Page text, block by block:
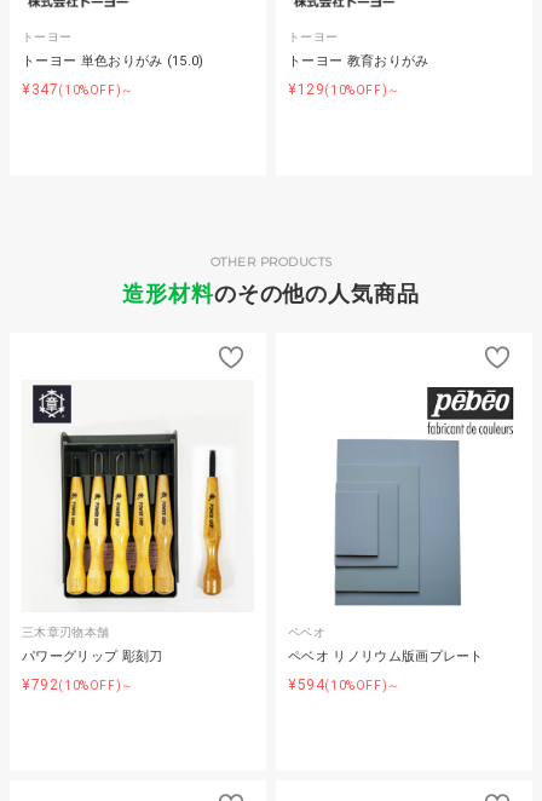
トーヨー
トーヨー 単色おりがみ (15.0)
¥347(10%OFF)～
トーヨー
トーヨー 教育おりがみ
¥129(10%OFF)～
造形材料のその他の人気商品
OTHER PRODUCTS
三木章刃物本舗
パワーグリップ 彫刻刀
¥792(10%OFF)～
ペベオ
ペベオ リノリウム版画プレート
¥594(10%OFF)～